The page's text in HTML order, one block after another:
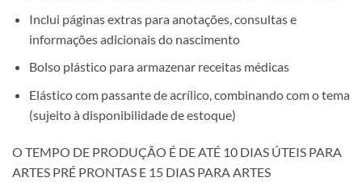
Inclui páginas extras para anotações, consultas e
informações adicionais do nascimento
Bolso plástico para armazenar receitas médicas
Elástico com passante de acrílico, combinando com o tema
(sujeito à disponibilidade de estoque)
O TEMPO DE PRODUÇÃO É DE ATÉ 10 DIAS ÚTEIS PARA
ARTES PRÉ PRONTAS E 15 DIAS PARA ARTES